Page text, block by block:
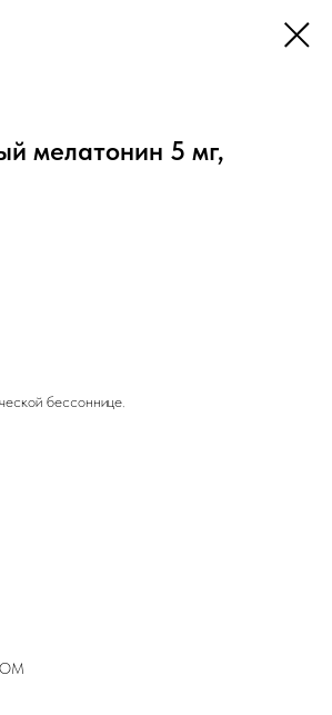
мелатонин 5 мг,
бессоннице.